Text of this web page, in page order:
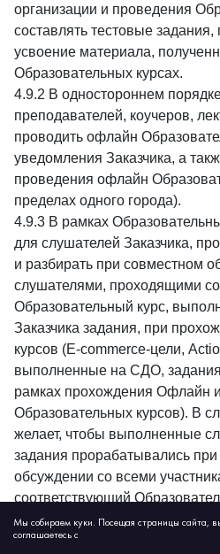
организации и проведения
составлять тестовые
усвоение материала,
Образовательных курсах.
4.9.2 В одностороннем
преподавателей, коучеров,
проводить офлайн
уведомления Заказчика, а
проведения офлайн
пределах одного города).
4.9.3 В рамках
для слушателей Заказчика,
и разбирать при совместном
слушателями, проходящими
Образовательный курс,
Заказчика задания, при
курсов (E-commerce-цели,
выполненные на СДО,
рамках прохождения Офлайн
Образовательных курсов). В
желает, чтобы выполненные
задания прорабатывались
обсуждении со всеми
соответствующий
должен направить
электронную почту
Мы собираем куки. Посещая страницы сайта,
соглашаетесь с